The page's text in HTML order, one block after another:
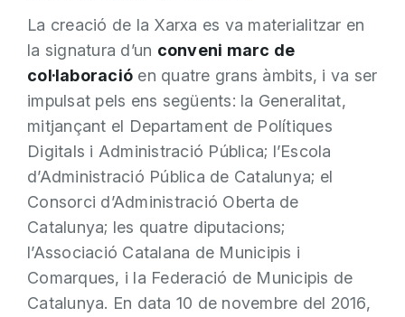
La creació de la Xarxa es va materialitzar en
la signatura d’un conveni marc de
col·laboració en quatre grans àmbits, i va ser
impulsat pels ens següents: la Generalitat,
mitjançant el Departament de Polítiques
Digitals i Administració Pública; l’Escola
d’Administració Pública de Catalunya; el
Consorci d’Administració Oberta de
Catalunya; les quatre diputacions;
l’Associació Catalana de Municipis i
Comarques, i la Federació de Municipis de
Catalunya. En data 10 de novembre del 2016,